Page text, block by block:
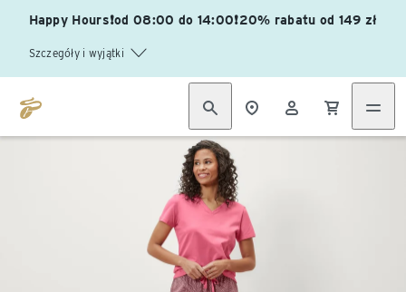
Happy Hours❗od 08:00 do 14:00❗20% rabatu od 149 zł
Szczegóły i wyjątki